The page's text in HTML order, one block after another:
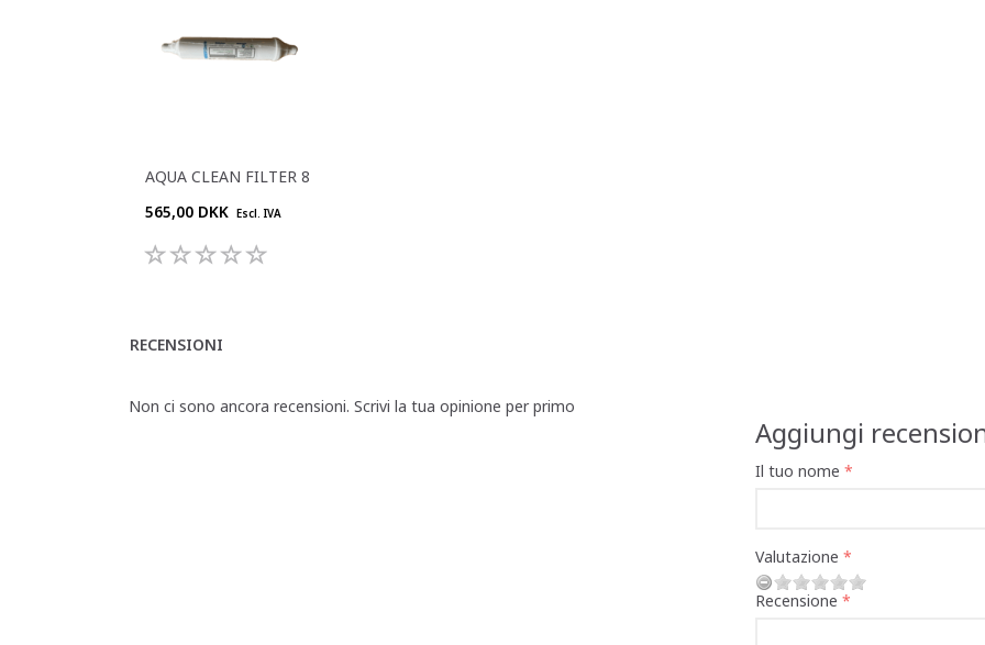
AQUA CLEAN FILTER 8
565,00 DKK
Escl. IVA
RECENSIONI
Non ci sono ancora recensioni. Scrivi la tua opinione per primo
Aggiungi
Il tuo nome
Valutazione
Recensione